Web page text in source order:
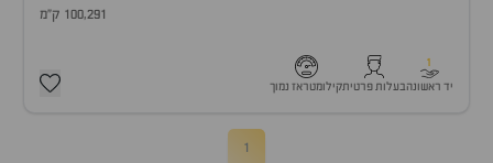
100,291 ק"מ
1
יד ראשונהבעלות פרטיתקילומטראז נמוך
1